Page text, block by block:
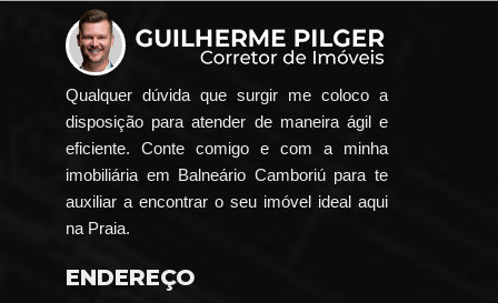
Qualquer dúvida que surgir me coloco a
disposição para atender de maneira ágil e
eficiente. Conte comigo e com a minha
imobiliária em Balneário Camboriú para te
auxiliar a encontrar o seu imóvel ideal aqui
na Praia.
ENDEREÇO